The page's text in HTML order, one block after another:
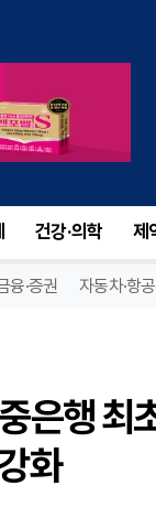
건강·의학 제
융·증권 자동차·항공
은행 최
화